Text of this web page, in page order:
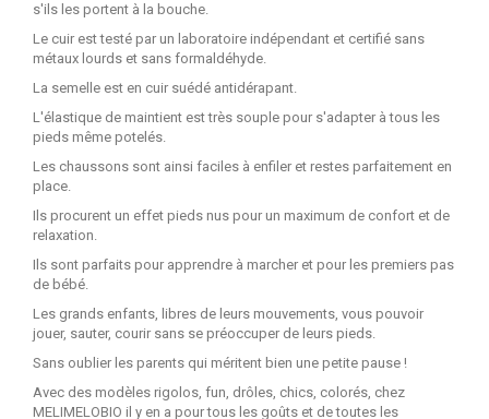
s'ils les portent à la bouche.
Le cuir est testé par un laboratoire indépendant et certifié sans
métaux lourds et sans formaldéhyde.
La semelle est en cuir suédé antidérapant.
L'élastique de maintient est très souple pour s'adapter à tous les
pieds même potelés.
Les chaussons sont ainsi faciles à enfiler et restes parfaitement en
place.
Ils procurent un effet pieds nus pour un maximum de confort et de
relaxation.
Ils sont parfaits pour apprendre à marcher et pour les premiers pas
de bébé.
Les grands enfants, libres de leurs mouvements, vous pouvoir
jouer, sauter, courir sans se préoccuper de leurs pieds.
Sans oublier les parents qui méritent bien une petite pause !
Avec des modèles rigolos, fun, drôles, chics, colorés, chez
MELIMELOBIO il y en a pour tous les goûts et de toutes les